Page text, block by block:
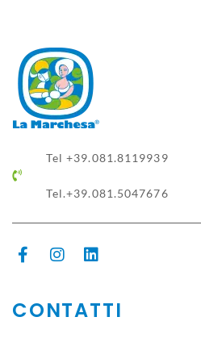
Tel +39.081.8119939
Tel.+39.081.5047676
CONTATTI